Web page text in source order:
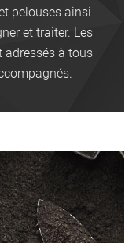
pelouses ainsi
et traiter. Les
adressés à tous